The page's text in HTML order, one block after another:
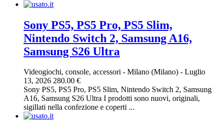
Sony PS5, PS5 Pro, PS5 Slim,
Nintendo Switch 2, Samsung A16,
Samsung S26 Ultra
Videogiochi, console, accessori - Milano (Milano) - Luglio
13, 2026 280.00 €
Sony PS5, PS5 Pro, PS5 Slim, Nintendo Switch 2, Samsung
A16, Samsung S26 Ultra I prodotti sono nuovi, originali,
sigillati nella confezione e coperti ...